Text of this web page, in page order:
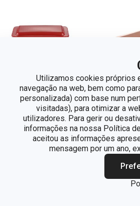
Utilizamos cookies próprios
navegação na web, bem como
personalizada) com base num
visitadas), para otimizar a
utilizadores. Para gerir ou
informações na nossa Política
aceitou as informações
mensagem por um ano,
Portes grátis
Forma cerâmica
para pão de forma
Forma
integral
€